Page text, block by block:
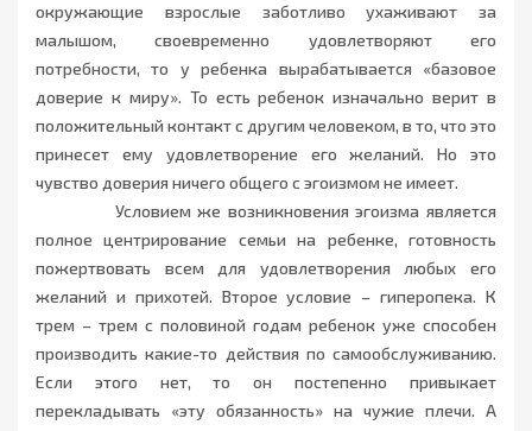
окружающие взрослые заботливо ухаживают за
малышом, своевременно удовлетворяют его
потребности, то у ребенка вырабатывается «базовое
доверие к миру». То есть ребенок изначально верит в
положительный контакт с другим человеком, в то, что это
принесет ему удовлетворение его желаний. Но это
чувство доверия ничего общего с эгоизмом не имеет.
Условием же возникновения эгоизма является
полное центрирование семьи на ребенке, готовность
пожертвовать всем для удовлетворения любых его
желаний и прихотей. Второе условие – гиперопека. К
трем – трем с половиной годам ребенок уже способен
производить какие-то действия по самообслуживанию.
Если этого нет, то он постепенно привыкает
перекладывать «эту обязанность» на чужие плечи. А